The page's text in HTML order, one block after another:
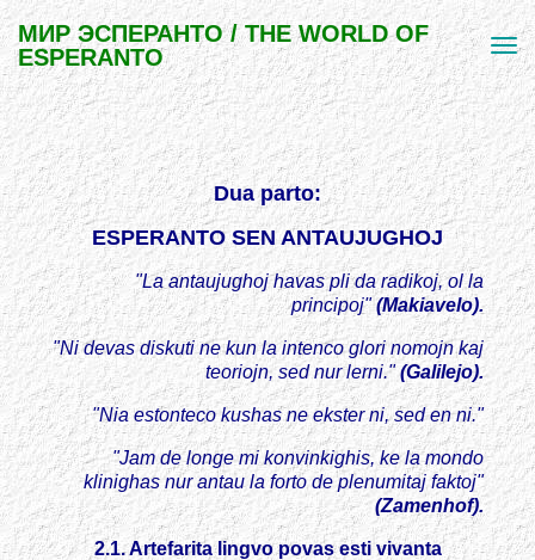
МИР ЭСПЕРАНТО / THE WORLD OF
ESPERANTO
Dua parto:
ESPERANTO SEN ANTAUJUGHOJ
"La antaujughoj havas pli da radikoj, ol la
principoj"(Makiavelo).
"Ni devas diskuti ne kun la intenco glori nomojn kaj
teoriojn, sed nur lerni."(Galilejo).
"Nia estonteco kushas ne ekster ni, sed en ni."
"Jam de longe mi konvinkighis, ke la mondo
klinighas nur antau la forto de plenumitaj faktoj"
(Zamenhof).
2.1. Artefarita lingvo povas esti vivanta